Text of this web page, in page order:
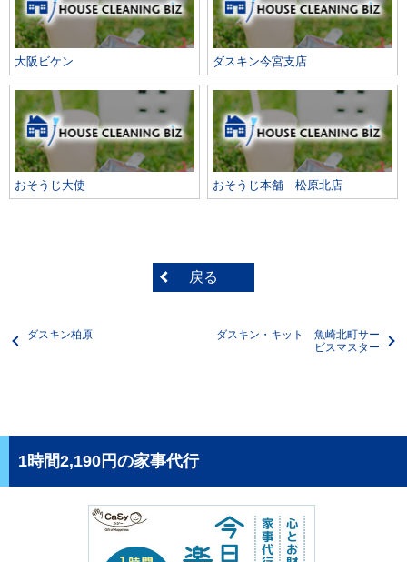
大阪ビケン ダスキン今宮支店
おそうじ大使 おそうじ本舗 松原北店
戻る
ダスキン柏原
ダスキン・キット 魚崎北町サー
ビスマスター
1時間2,190円の家事代行